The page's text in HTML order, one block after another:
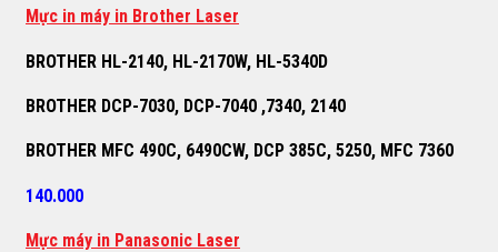
Mực in máy in Brother Laser
BROTHER HL-2140, HL-2170W, HL-5340D
BROTHER DCP-7030, DCP-7040 ,7340, 2140
BROTHER MFC 490C, 6490CW, DCP 385C, 5250, MFC 7360
140.000
Mực máy in Panasonic Laser